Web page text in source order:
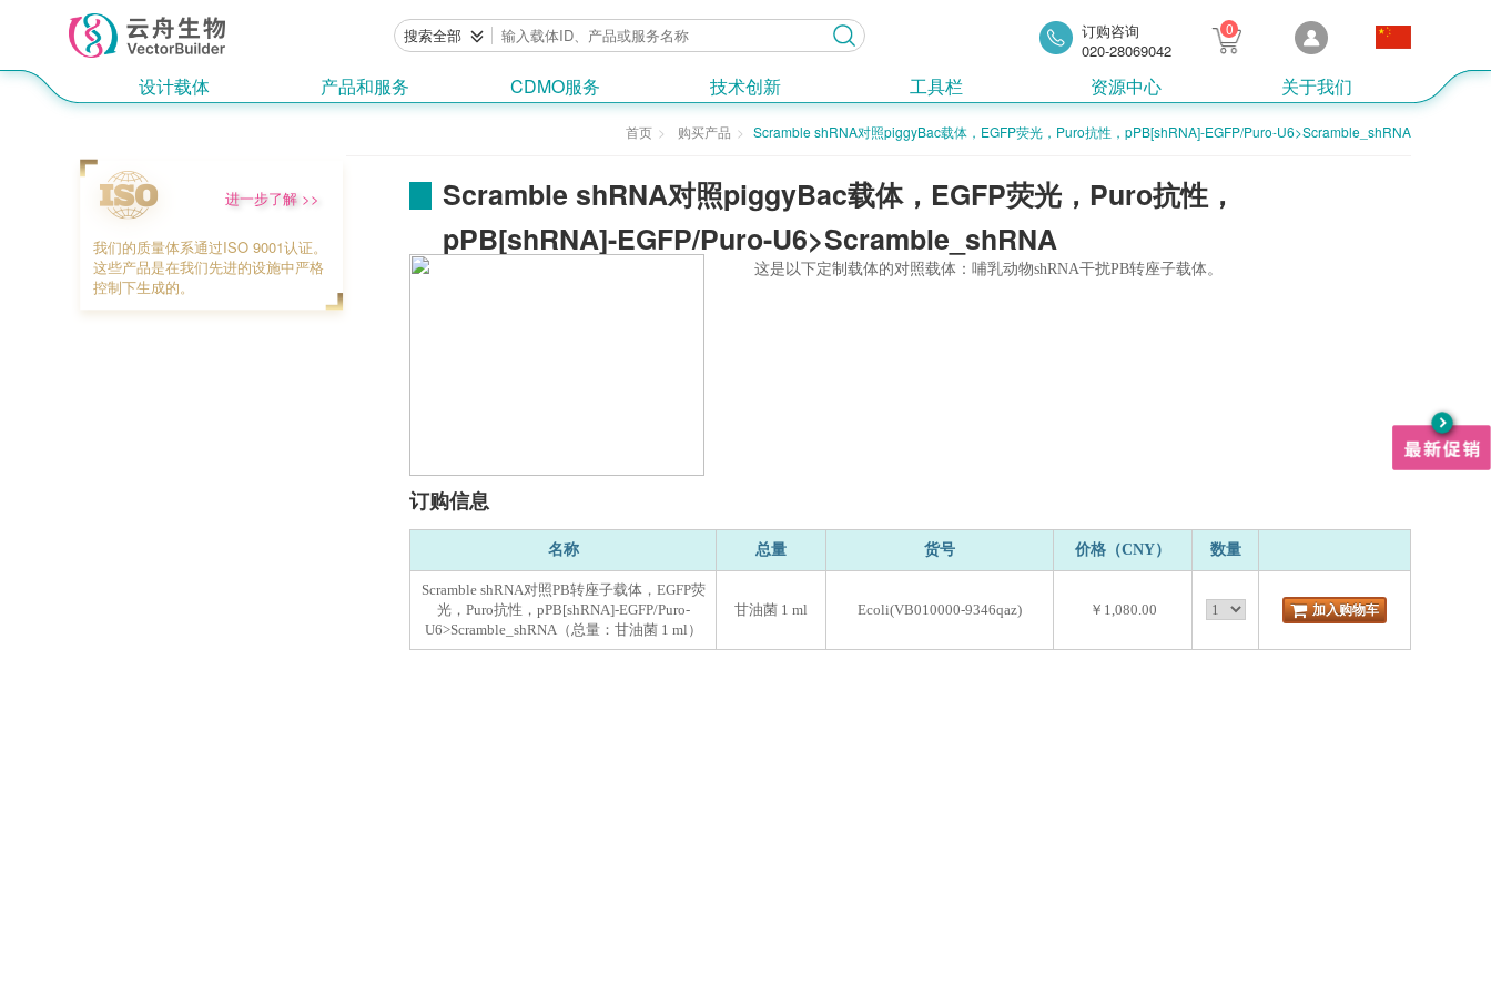
搜索全部 0
订购咨询
020-28069042
设计载体 产品和服务 CDMO服务 技术创新 工具栏 资源中心 关于我们
进一步了解 >>
我们的质量体系通过ISO 9001认证。
这些产品是在我们先进的设施中严格
控制下生成的。
首页 购买产品 Scramble shRNA对照piggyBac载体，EGFP荧光，Puro抗性，pPB[shRNA]-EGFP/Puro-U6>Scramble_shRNA
Scramble shRNA对照piggyBac载体，EGFP荧光，Puro抗性，
pPB[shRNA]-EGFP/Puro-U6>Scramble_shRNA
这是以下定制载体的对照载体：哺乳动物shRNA干扰PB转座子载体。
订购信息
名称 总量 货号 价格（CNY） 数量
Scramble shRNA对照PB转座子载体，EGFP荧
光，Puro抗性，pPB[shRNA]-EGFP/Puro-
U6>Scramble_shRNA（总量：甘油菌 1 ml）
甘油菌 1 ml Ecoli(VB010000-9346qaz) ￥1,080.00 加入购物车